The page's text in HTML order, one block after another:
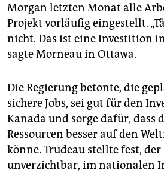
Morgan letzten Monat alle
Projekt vorläufig eingestellt.
nicht. Das ist eine Investition
sagte Morneau in Ottawa.
Die Regierung betonte, die
sichere Jobs, sei gut für den
Kanada und sorge dafür, dass
Ressourcen besser auf den
könne. Trudeau stellte fest, der
unverzichtbar, im nationalen